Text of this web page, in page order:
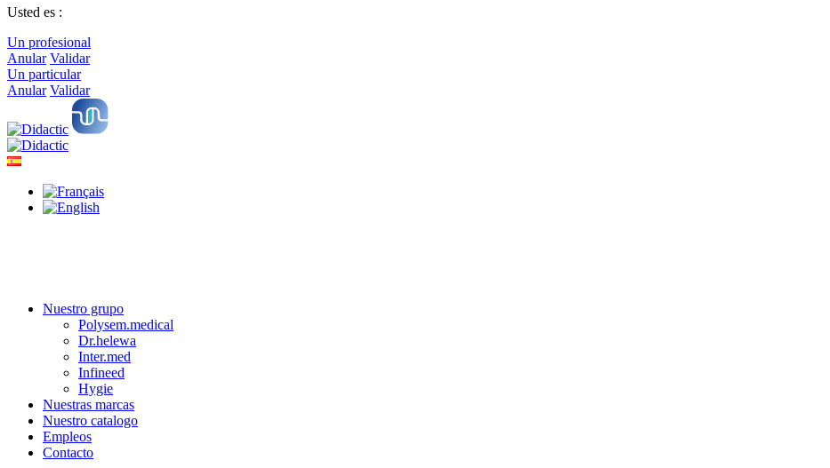
Usted es :
Un profesional
Anular Validar
Un particular
Anular Validar
Nuestro grupo
Polysem.medical
Dr.helewa
Inter.med
Infineed
Hygie
Nuestras marcas
Nuestro catalogo
Empleos
Contacto